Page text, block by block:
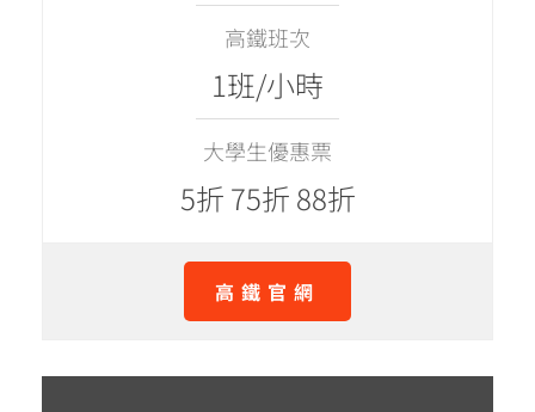
高鐵班次
1班/小時
大學生優惠票
5折 75折 88折
高鐵官網